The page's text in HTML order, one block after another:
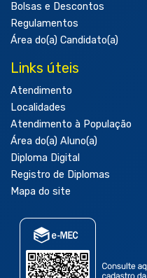
Bolsas e Descontos
Regulamentos
Área do(a) Candidato(a)
Links úteis
Atendimento
Localidades
Atendimento à População
Área do(a) Aluno(a)
Diploma Digital
Registro de Diplomas
Mapa do site